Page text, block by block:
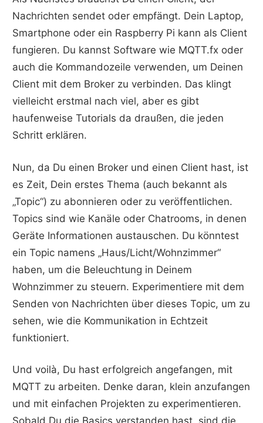
Nachrichten sendet oder empfängt. Dein Laptop,
Smartphone oder ein Raspberry Pi kann als Client
fungieren. Du kannst Software wie MQTT.fx oder
auch die Kommandozeile verwenden, um Deinen
Client mit dem Broker zu verbinden. Das klingt
vielleicht erstmal nach viel, aber es gibt
haufenweise Tutorials da draußen, die jeden
Schritt erklären.
Nun, da Du einen Broker und einen Client hast, ist
es Zeit, Dein erstes Thema (auch bekannt als
„Topic“) zu abonnieren oder zu veröffentlichen.
Topics sind wie Kanäle oder Chatrooms, in denen
Geräte Informationen austauschen. Du könntest
ein Topic namens „Haus/Licht/Wohnzimmer“
haben, um die Beleuchtung in Deinem
Wohnzimmer zu steuern. Experimentiere mit dem
Senden von Nachrichten über dieses Topic, um zu
sehen, wie die Kommunikation in Echtzeit
funktioniert.
Und voilà, Du hast erfolgreich angefangen, mit
MQTT zu arbeiten. Denke daran, klein anzufangen
und mit einfachen Projekten zu experimentieren.